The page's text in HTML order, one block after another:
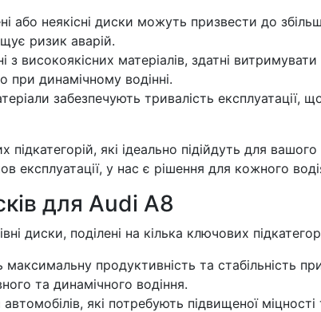
або неякісні диски можуть призвести до
ризик аварій.
з високоякісних матеріалів, здатні витримувати
динамічному водінні.
забезпечують тривалість експлуатації,
які ідеально підійдуть для
експлуатації, у нас є рішення для кожного
для Audi A8
диски, поділені на кілька ключових
продуктивність та стабільність
та динамічного водіння.
які потребують підвищеної міцності